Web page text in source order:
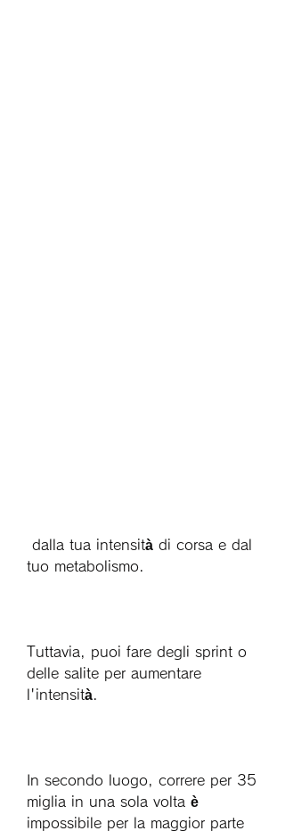
tuo metabolismo.
Tuttavia, puoi fare degli sprint o
delle salite per aumentare
l'intensità.
In secondo luogo, correre per 35
miglia in una sola volta è
impossibile per la maggior parte